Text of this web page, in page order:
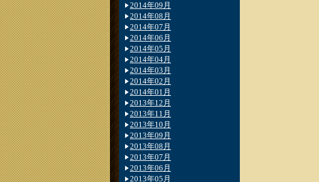
2014年09月
2014年08月
2014年07月
2014年06月
2014年05月
2014年04月
2014年03月
2014年02月
2014年01月
2013年12月
2013年11月
2013年10月
2013年09月
2013年08月
2013年07月
2013年06月
2013年05月